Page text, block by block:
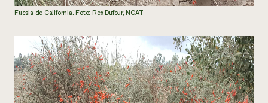
Fucsia de California. Foto: Rex Dufour, NCAT